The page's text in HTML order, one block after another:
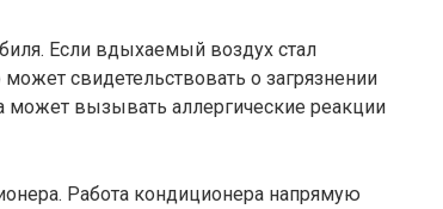
Если вдыхаемый воздух стал
свидетельствовать о загрязнении
может вызывать аллергические реакции
Работа кондиционера напрямую